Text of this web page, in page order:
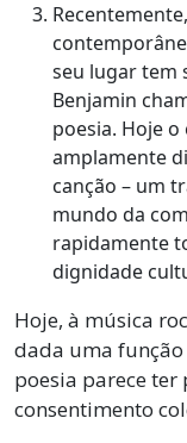
seu lugar tem
Benjamin
poesia. Hoje
amplamente
canção – um
mundo da
rapidamente
dignidade
Hoje, à música
dada uma
poesia parece
consentimento